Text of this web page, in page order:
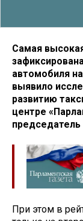
Самая
автомобиля
выявило
развитию
центре
председатель
При этом в